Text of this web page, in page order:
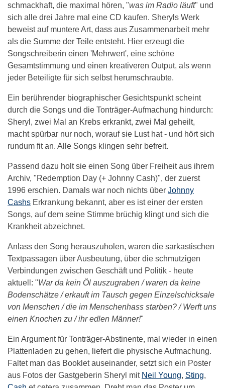
schmackhaft, die maximal hören, "was im Radio läuft" und
sich alle drei Jahre mal eine CD kaufen. Sheryls Werk
beweist auf muntere Art, dass aus Zusammenarbeit mehr
als die Summe der Teile entsteht. Hier erzeugt die
Songschreiberin einen 'Mehrwert', eine schöne
Gesamtstimmung und einen kreativeren Output, als wenn
jeder Beteiligte für sich selbst herumschraubte.
Ein berührender biographischer Gesichtspunkt scheint
durch die Songs und die Tonträger-Aufmachung hindurch:
Sheryl, zwei Mal an Krebs erkrankt, zwei Mal geheilt,
macht spürbar nur noch, worauf sie Lust hat - und hört sich
rundum fit an. Alle Songs klingen sehr befreit.
Passend dazu holt sie einen Song über Freiheit aus ihrem
Archiv, "Redemption Day (+ Johnny Cash)", der zuerst
1996 erschien. Damals war noch nichts über Johnny
Cashs Erkrankung bekannt, aber es ist einer der ersten
Songs, auf dem seine Stimme brüchig klingt und sich die
Krankheit abzeichnet.
Anlass den Song herauszuholen, waren die sarkastischen
Textpassagen über Ausbeutung, über die schmutzigen
Verbindungen zwischen Geschäft und Politik - heute
aktuell: "War da kein Öl auszugraben / waren da keine
Bodenschätze / erkauft im Tausch gegen Einzelschicksale
von Menschen / die im Menschenhass starben? / Werft uns
einen Knochen zu / ihr edlen Männer!"
Ein Argument für Tonträger-Abstinente, mal wieder in einen
Plattenladen zu gehen, liefert die physische Aufmachung.
Faltet man das Booklet auseinander, setzt sich ein Poster
aus Fotos der Gastgeberin Sheryl mit Neil Young, Sting,